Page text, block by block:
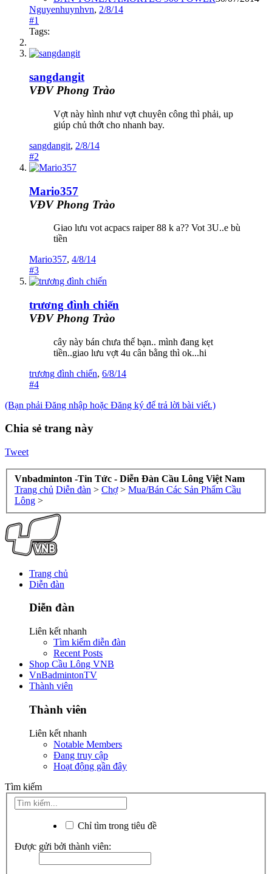
Nguyenhuynhvn, 2/8/14
#1
Tags:
sangdangit
VĐV Phong Trào
Vợt này hình như vợt chuyên công thì phải, up
giúp chủ thớt cho nhanh bay.
sangdangit, 2/8/14
#2
Mario357
VĐV Phong Trào
Giao lưu vot acpacs raiper 88 k a?? Vot 3U..e bù
tiền
Mario357, 4/8/14
#3
trương đình chiến
VĐV Phong Trào
cây này bán chưa thế bạn.. mình đang kẹt
tiền..giao lưu vợt 4u cân bằng thì ok...hi
trương đình chiến, 6/8/14
#4
(Bạn phải Đăng nhập hoặc Đăng ký để trả lời bài viết.)
Chia sẻ trang này
Tweet
Vnbadminton -Tin Tức - Diễn Đàn Cầu Lông Việt Nam
Trang chủ Diễn đàn > Chợ > Mua/Bán Các Sản Phẩm Cầu
Lông >
Trang chủ
Diễn đàn
Diễn đàn
Liên kết nhanh
Tìm kiếm diễn đàn
Recent Posts
Shop Cầu Lông VNB
VnBadmintonTV
Thành viên
Thành viên
Liên kết nhanh
Notable Members
Đang truy cập
Hoạt động gần đây
Tìm kiếm
Chỉ tìm trong tiêu đề
Được gửi bởi thành viên: